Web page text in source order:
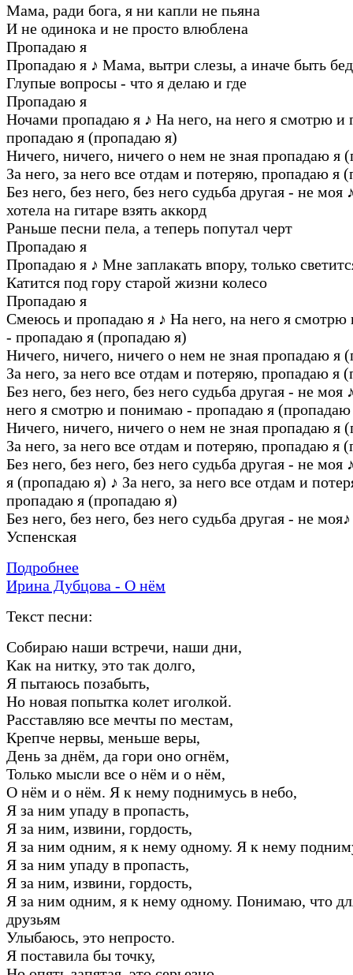
Мама, ради бога, я ни капли не пьяна
И не одинока и не просто влюблена
Пропадаю я
Пропадаю я ♪ Мама, вытри слезы, а иначе быть
Глупые вопросы - что я делаю и где
Пропадаю я
Ночами пропадаю я ♪ На него, на него я смотрю
пропадаю я (пропадаю я)
Ничего, ничего, ничего о нем не зная пропадаю я
За него, за него все отдам и потеряю, пропадаю я
Без него, без него, без него судьба другая - не моя
хотела на гитаре взять аккорд
Раньше песни пела, а теперь попутал черт
Пропадаю я
Пропадаю я ♪ Мне заплакать впору, только
Катится под гору старой жизни колесо
Пропадаю я
Смеюсь и пропадаю я ♪ На него, на него я
- пропадаю я (пропадаю я)
Ничего, ничего, ничего о нем не зная пропадаю я
За него, за него все отдам и потеряю, пропадаю я
Без него, без него, без него судьба другая - не моя
него я смотрю и понимаю - пропадаю я (пропадаю
Ничего, ничего, ничего о нем не зная пропадаю я
За него, за него все отдам и потеряю, пропадаю я
Без него, без него, без него судьба другая - не моя
я (пропадаю я) ♪ За него, за него все отдам и
пропадаю я (пропадаю я)
Без него, без него, без него судьба другая - не моя♪
Успенская
Подробнее
Ирина Дубцова - О нём
Текст песни:
Собираю наши встречи, наши дни,
Как на нитку, это так долго,
Я пытаюсь позабыть,
Но новая попытка колет иголкой.
Расставляю все мечты по местам,
Крепче нервы, меньше веры,
День за днём, да гори оно огнём,
Только мысли все о нём и о нём,
О нём и о нём. Я к нему поднимусь в небо,
Я за ним упаду в пропасть,
Я за ним, извини, гордость,
Я за ним одним, я к нему одному. Я к нему
Я за ним упаду в пропасть,
Я за ним, извини, гордость,
Я за ним одним, я к нему одному. Понимаю, что
друзьям
Улыбаюсь, это непросто.
Я поставила бы точку,